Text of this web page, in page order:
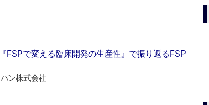
FSPで変える臨床開発の生産性』で振り返るFSP
ン株式会社